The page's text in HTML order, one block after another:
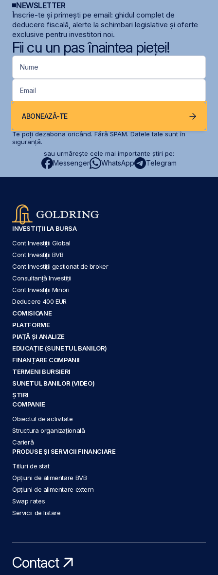
NEWSLETTER
Înscrie-te și primești pe email: ghidul complet de
deducere fiscală, alerte la schimbari legislative și oferte
exclusive pentru investitori noi.
Fii cu un pas înaintea pieței!
Nume
Email
ABONEAZĂ-TE
Te poți dezabona oricând. Fără SPAM. Datele tale sunt în
siguranță.
sau urmărește cele mai importante știri pe:
Messenger WhatsApp Telegram
INVESTIȚII LA BURSA
Cont Investiții Global
Cont Investiții BVB
Cont Investiții gestionat de broker
Consultanță Investiții
Cont Investiții Minori
Deducere 400 EUR
COMISIOANE
PLATFORME
PIAȚĂ ȘI ANALIZE
EDUCAȚIE (SUNETUL BANILOR)
FINANȚARE COMPANII
TERMENI BURSIERI
SUNETUL BANILOR (VIDEO)
ȘTIRI
COMPANIE
Obiectul de activitate
Structura organizațională
Carieră
PRODUSE ȘI SERVICII FINANCIARE
Titluri de stat
Opțiuni de alimentare BVB
Opțiuni de alimentare extern
Swap rates
Servicii de listare
Contact